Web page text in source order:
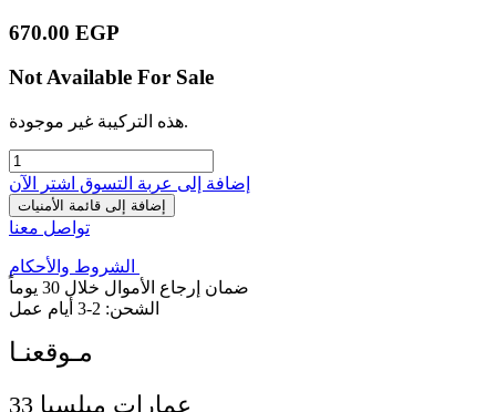
670.00 EGP
Not Available For Sale
هذه التركيبة غير موجودة.
إضافة إلى عربة التسوق اشترِ الآن
إضافة إلى قائمة الأمنيات
تواصل معنا
الشروط والأحكام
ضمان إرجاع الأموال خلال 30 يوماً
الشحن: 2-3 أيام عمل